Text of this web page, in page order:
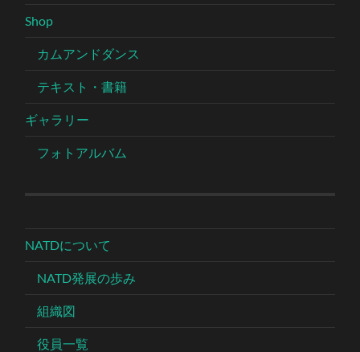
Shop
カムアンドダンス
テキスト・書籍
ギャラリー
フォトアルバム
NATDについて
NATD発展の歩み
組織図
役員一覧